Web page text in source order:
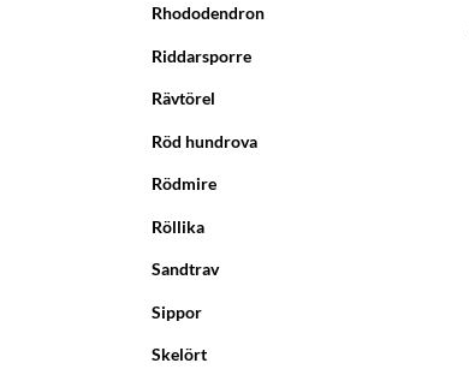
Rhododendron
Riddarsporre
Rävtörel
Röd hundrova
Rödmire
Röllika
Sandtrav
Sippor
Skelört